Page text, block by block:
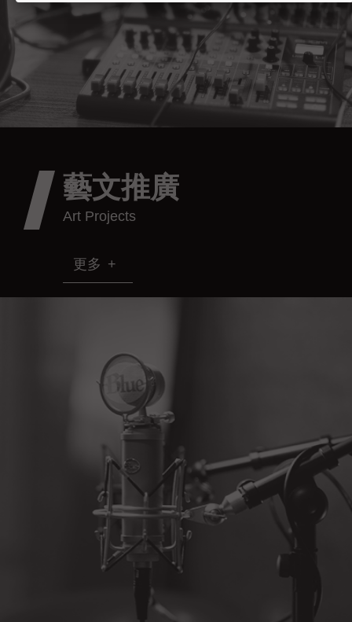
藝文推廣
更多